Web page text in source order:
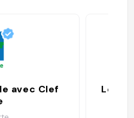
avec Clef
Les